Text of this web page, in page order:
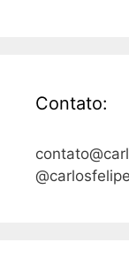
Contato: